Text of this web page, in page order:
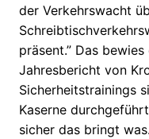
der Verkehrswacht
präsent.” Das
Jahresbericht von
Sicherheitstrainings
Kaserne
sicher das bringt